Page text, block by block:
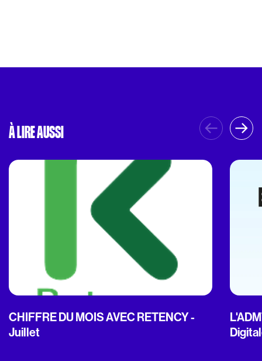
À LIRE AUSSI
CHIFFRE DU MOIS AVEC RETENCY -
Juillet